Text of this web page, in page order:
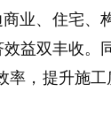
业、住宅、
益双丰收。
，提升施